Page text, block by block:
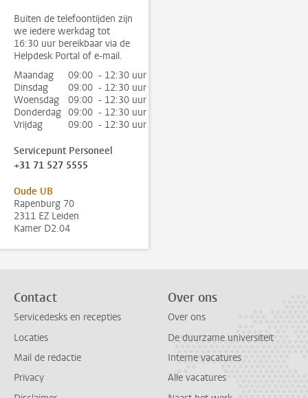
Buiten de telefoontijden zijn
we iedere werkdag tot
16:30 uur bereikbaar via de
Helpdesk Portal of e-mail.
Maandag
09:00 - 12:30 uur
Dinsdag
09:00 - 12:30 uur
Woensdag
09:00 - 12:30 uur
Donderdag 09:00 - 12:30 uur
Vrijdag
09:00 - 12:30 uur
Servicepunt Personeel
+31 71 527 5555
Oude UB
Rapenburg 70
2311 EZ Leiden
Kamer D2.04
Contact
Servicedesks en recepties
Locaties
Mail de redactie
Privacy
Over ons
Over ons
De duurzame universiteit
Interne vacatures
Alle vacatures